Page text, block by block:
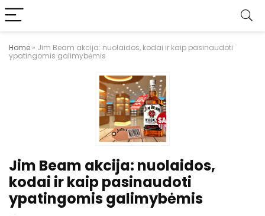
Home » Jim Beam akcija: nuolaidos, kodai ir kaip pasinaudoti
ypatingomis galimybėmis
Jim Beam akcija: nuolaidos,
kodai ir kaip pasinaudoti
ypatingomis galimybėmis